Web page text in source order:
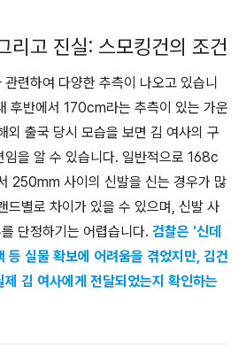
리고 진실: 스모킹건의 조건
련하여 다양한 추측이 나오고 있습니
후반에서 170cm라는 추측이 있는 가운
외 출국 당시 모습을 보면 김 여사의 구
임을 알 수 있습니다. 일반적으로 168c
250mm 사이의 신발을 신는 경우가 많
드별로 차이가 있을 수 있으며, 신발 사
단정하기는 어렵습니다. 검찰은 '신데
등 실물 확보에 어려움을 겪었지만, 김건
김 여사에게 전달되었는지 확인하는